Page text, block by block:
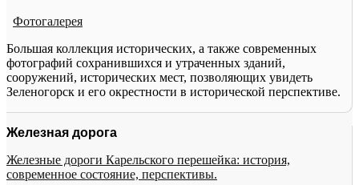
Фотогалерея
Большая коллекция исторических, а также современных
фотографий сохранившихся и утраченных зданий,
сооружений, исторических мест, позволяющих увидеть
Зеленогорск и его окрестности в исторической перспективе.
Железная дорога
Железные дороги Карельского перешейка: история,
современное состояние, перспективы.